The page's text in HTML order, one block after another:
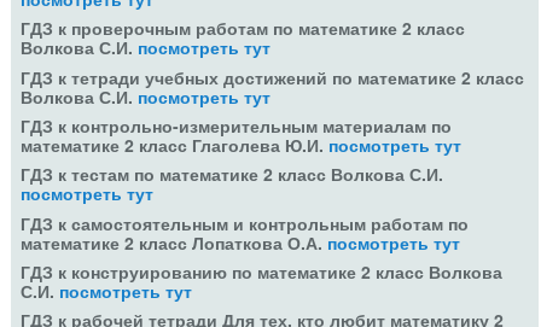
ГДЗ к проверочным работам по математике 2 класс
Волкова С.И. посмотреть тут
ГДЗ к тетради учебных достижений по математике 2 класс
Волкова С.И. посмотреть тут
ГДЗ к контрольно-измерительным материалам по
математике 2 класс Глаголева Ю.И. посмотреть тут
ГДЗ к тестам по математике 2 класс Волкова С.И.
посмотреть тут
ГДЗ к самостоятельным и контрольным работам по
математике 2 класс Лопаткова О.А. посмотреть тут
ГДЗ к конструированию по математике 2 класс Волкова
С.И. посмотреть тут
ГДЗ к рабочей тетради Для тех, кто любит математику 2